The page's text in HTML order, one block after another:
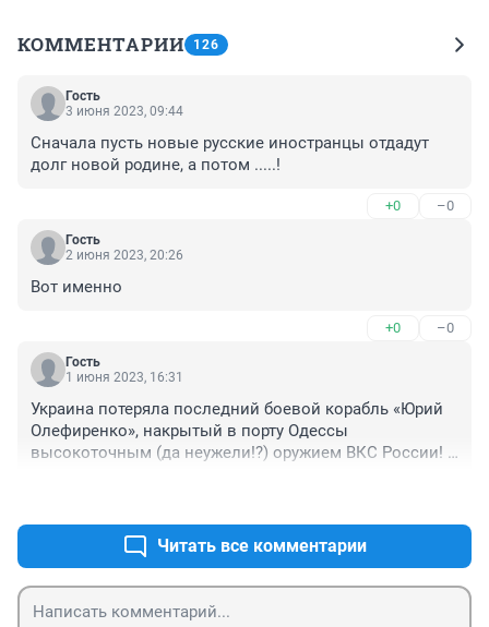
КОММЕНТАРИИ 126
Гость
3 июня 2023, 09:44
Сначала пусть новые русские иностранцы отдадут
долг новой родине, а потом .....!
+0 –0
Гость
2 июня 2023, 20:26
Вот именно
+0 –0
Гость
1 июня 2023, 16:31
Украина потеряла последний боевой корабль «Юрий
Олефиренко», накрытый в порту Одессы
высокоточным (да неужели!?) оружием ВКС России!
Читать все комментарии